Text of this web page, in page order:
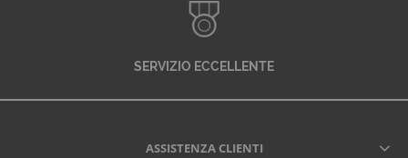
SERVIZIO ECCELLENTE
ASSISTENZA CLIENTI